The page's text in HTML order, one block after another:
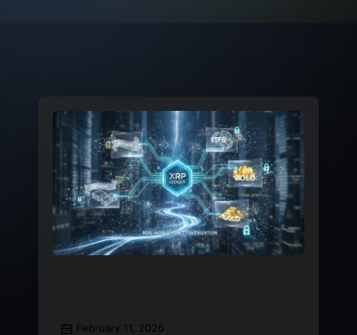
February 11, 2026